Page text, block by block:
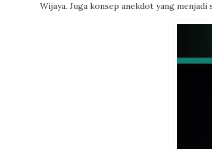
Wijaya. Juga konsep anekdot yang menjadi